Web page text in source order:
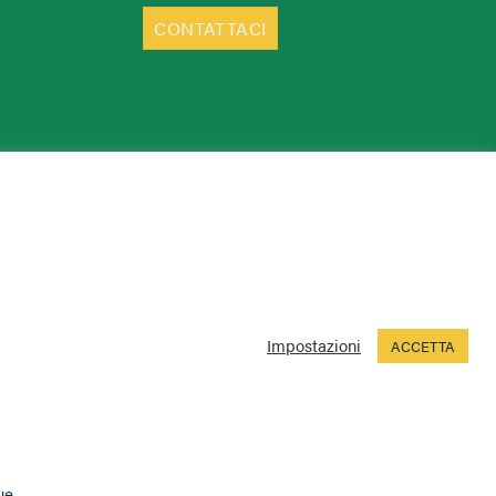
CONTATTACI
Impostazioni ACCETTA